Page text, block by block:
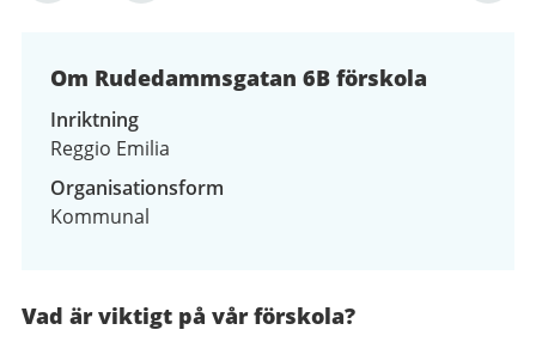
Om Rudedammsgatan 6B förskola
Inriktning
Reggio Emilia
Organisationsform
Kommunal
Vad är viktigt på vår förskola?